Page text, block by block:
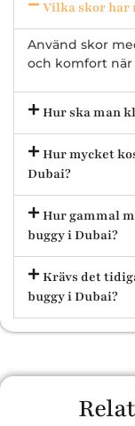
Vilka skor har
Använd skor
och komfort
Hur ska man
Hur mycket
Dubai?
Hur gammal
buggy i Dubai?
Krävs det
buggy i Dubai?